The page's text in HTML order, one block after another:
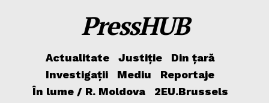
PressHUB
Actualitate Justiție
Din țară
Investigații
Mediu
Reportaje
În lume / R. Moldova
2EU.Brussels